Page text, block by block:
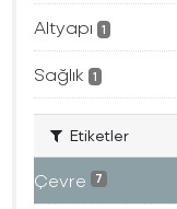
Altyapı 1
Sağlık 1
Etiketler
Çevre 7